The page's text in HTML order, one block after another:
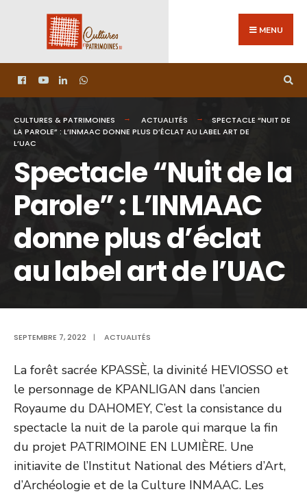
MENU
CULTURES & PATRIMOINES ACTUALITÉS
SPECTACLE “NUIT DE
LA PAROLE” : L’INMAAC DONNE PLUS D’ÉCLAT AU LABEL ART DE
L’UAC
Spectacle “Nuit de la
Parole” : L’INMAAC
donne plus d’éclat
au label art de l’UAC
SEPTEMBRE 7, 2022 | ACTUALITÉS
La forêt sacrée KPASSÈ, la divinité HEVIOSSO et
le personnage de KPANLIGAN dans l’ancien
Royaume du DAHOMEY, C’est la consistance du
spectacle la nuit de la parole qui marque la fin
du projet PATRIMOINE EN LUMIÈRE. Une
initiavite de l’Institut National des Métiers d’Art,
d’Archéologie et de la Culture INMAAC. Les